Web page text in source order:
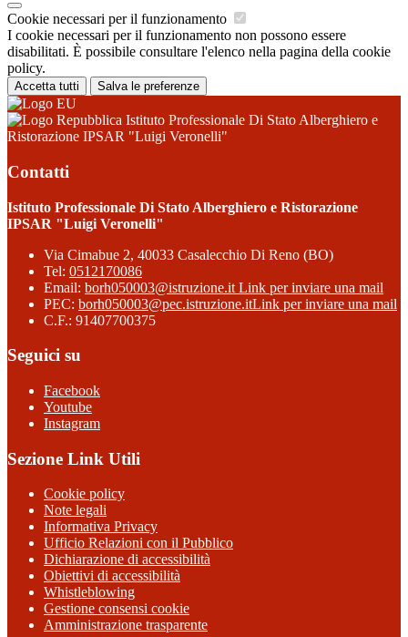
Cookie necessari per il funzionamento
I cookie necessari per il funzionamento non possono essere
disabilitati. È possibile consultare l'elenco nella pagina della cookie
policy.
Accetta tutti Salva le preferenze
Istituto Professionale Di Stato Alberghiero e
Ristorazione IPSAR "Luigi Veronelli"
Contatti
Istituto Professionale Di Stato Alberghiero e Ristorazione
IPSAR "Luigi Veronelli"
Via Cimabue 2, 40033 Casalecchio Di Reno (BO)
Tel: 0512170086
Email: borh050003@istruzione.it Link per inviare una mail
PEC: borh050003@pec.istruzione.itLink per inviare una mail
C.F.: 91407700375
Seguici su
Facebook
Youtube
Instagram
Sezione Link Utili
Cookie policy
Note legali
Informativa Privacy
Ufficio Relazioni con il Pubblico
Dichiarazione di accessibilità
Obiettivi di accessibilità
Whistleblowing
Gestione consensi cookie
Amministrazione trasparente